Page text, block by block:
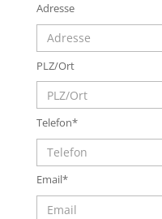
Adresse
PLZ/Ort
Telefon*
Email*